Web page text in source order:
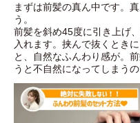
まずは前髪の真ん中です。
う。
前髪を斜め45度に引き上げ
入れます。挟んで抜くとき
と、自然なふんわり感が。
うと不自然になってしまうの